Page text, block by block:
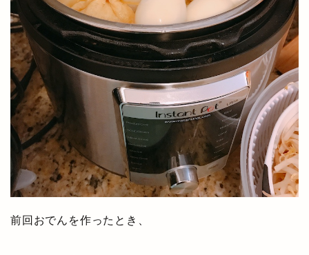
前回おでんを作ったとき、